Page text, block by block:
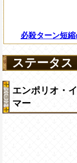
必殺ターン短
ステータス
エンポリオ・
マー